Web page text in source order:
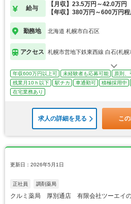
給与
【月収】23.5万円～42.0万円
【年収】380万円～600万円
勤務地 北海道 札幌市白石区
アクセス 札幌市営地下鉄東西線 白石(札幌
年収600万円以上可 未経験者も応募可能
原則、
残業月10ｈ以下
駅チカ 車通勤可 積極採用中
在宅業務あり
求人の詳細を見る こ
更新日：2026年5月1日
正社員 調剤薬局
クルミ薬局 厚別通店 有限会社ツーエイ